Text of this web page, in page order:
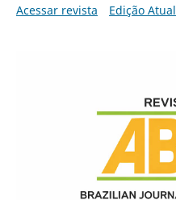
Acessar revista Edição Atual